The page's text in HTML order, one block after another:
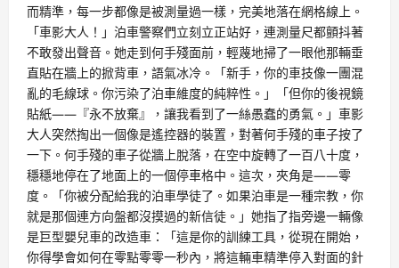
而精準，每一步都像是被測量過一樣，完美地落在網格線上。
「車影大人！」泊車警察們立刻立正站好，連測量尺都顫抖著
不敢發出聲音。她走到何手殘面前，輕蔑地掃了一眼他那輛垂
直貼在牆上的掀背車，語氣冰冷。「新手，你的車技像一團混
亂的毛線球。你污染了泊車維度的純粹性。」「但你的後視鏡
貼紙——『永不放棄』，讓我看到了一絲愚蠢的勇氣。」車影
大人突然掏出一個像是遙控器的裝置，對著何手殘的車子按了
一下。何手殘的車子從牆上脫落，在空中旋轉了一百八十度，
穩穩地停在了地面上的一個停車格中。這次，夾角是——零
度。「你被分配給我的泊車學徒了。如果泊車是一種宗教，你
就是那個連方向盤都沒摸過的新信徒。」她指了指旁邊一輛像
是巨型嬰兒車的改造車：「這是你的訓練工具，從現在開始，
你得學會如何在零點零零一秒內，將這輛車精準停入對面的針